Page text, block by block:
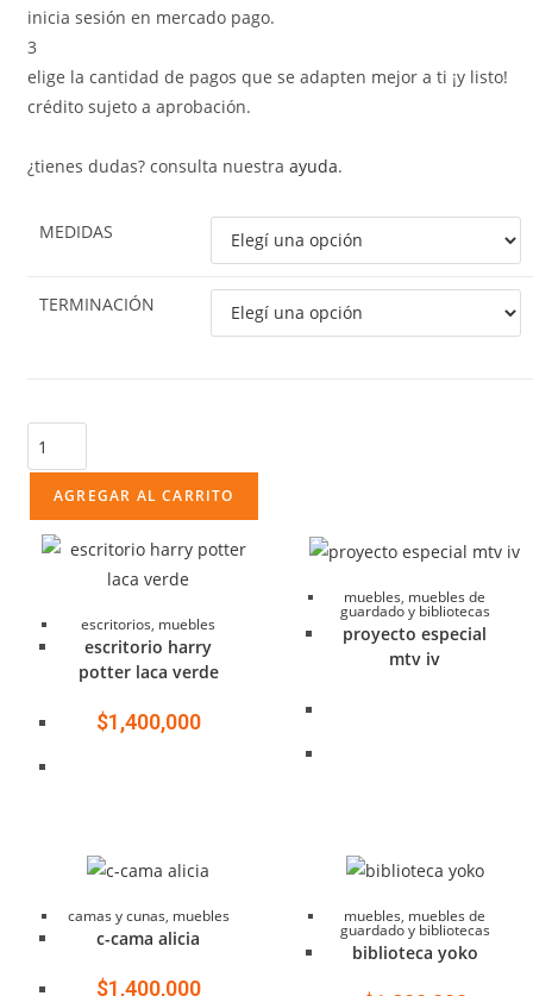
inicia sesión en mercado pago.
3
elige la cantidad de pagos que se adapten mejor a ti ¡y listo!
crédito sujeto a aprobación.
¿tienes dudas? consulta nuestra ayuda.
MEDIDAS
TERMINACIÓN
AGREGAR AL CARRITO
escritorios, muebles
escritorio harry
potter laca verde
$1,400,000
muebles, muebles de
guardado y bibliotecas
proyecto especial
mtv iv
camas y cunas, muebles
c-cama alicia
$1,400,000
muebles, muebles de
guardado y bibliotecas
biblioteca yoko